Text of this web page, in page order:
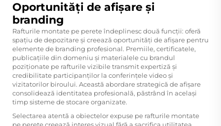
Oportunități de afișare și
branding
Rafturile montate pe perete îndeplinesc două funcții: oferă
spațiu de depozitare și creează oportunități de afișare pentru
elemente de branding profesional. Premiile, certificatele,
publicațiile din domeniu și materialele cu brandul
poziționate pe rafturile vizibile transmit expertiză și
credibilitate participanților la conferințele video și
vizitatorilor biroului. Această abordare strategică de afișare
consolidează identitatea profesională, păstrând în același
timp sisteme de stocare organizate.
Selectarea atentă a obiectelor expuse pe rafturile montate